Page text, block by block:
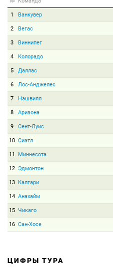
1 Ванкувер
2 Вегас
3 Виннипег
4 Колорадо
5 Даллас
6 Лос-Анджелес
7 Нэшвилл
8 Аризона
9 Сент-Луис
10 Сиэтл
11 Миннесота
12 Эдмонтон
13 Калгари
14 Анахайм
15 Чикаго
16 Сан-Хосе
ЦИФРЫ ТУРА